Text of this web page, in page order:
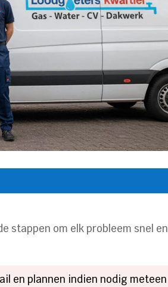
stappen om elk probleem snel en
en plannen indien nodig meteen